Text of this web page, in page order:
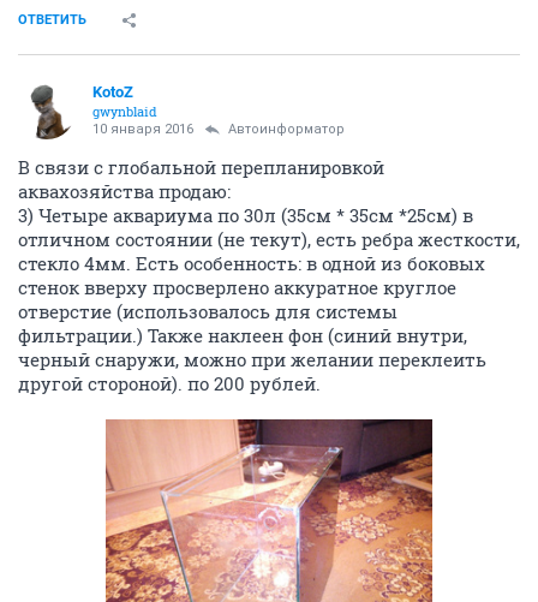
ОТВЕТИТЬ
KotoZ
gwynblaid
10 января 2016 Автоинформатор
В связи с глобальной перепланировкой
аквахозяйства продаю:
3) Четыре аквариума по 30л (35см * 35см *25см) в
отличном состоянии (не текут), есть ребра жесткости,
стекло 4мм. Есть особенность: в одной из боковых
стенок вверху просверлено аккуратное круглое
отверстие (использовалось для системы
фильтрации.) Также наклеен фон (синий внутри,
черный снаружи, можно при желании переклеить
другой стороной). по 200 рублей.